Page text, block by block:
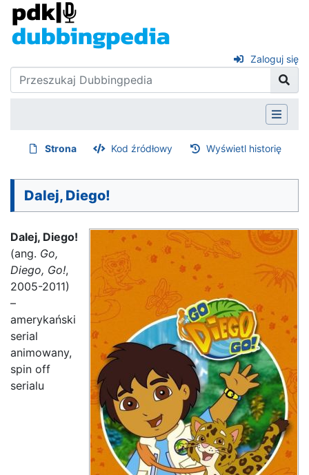
Zaloguj się
Strona Kod źródłowy Wyświetl historię
Dalej, Diego!
Dalej, Diego!
(ang. Go,
Diego, Go!,
2005-2011)
–
amerykański
serial
animowany,
spin off
serialu